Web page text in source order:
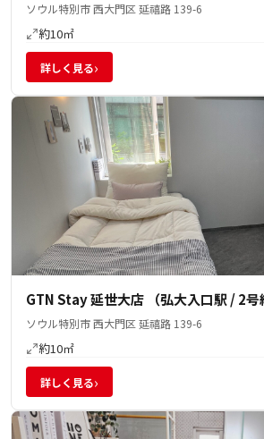
ソウル特別市 西大門区 延禧路 139-6
約10㎡
詳しく見る›
GTN Stay 延世大店 （弘大入口駅 / 2号
ソウル特別市 西大門区 延禧路 139-6
約10㎡
詳しく見る›